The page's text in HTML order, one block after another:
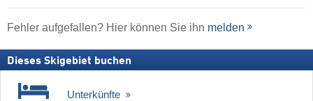
Fehler aufgefallen? Hier können Sie ihn melden
Dieses Skigebiet buchen
Unterkünfte